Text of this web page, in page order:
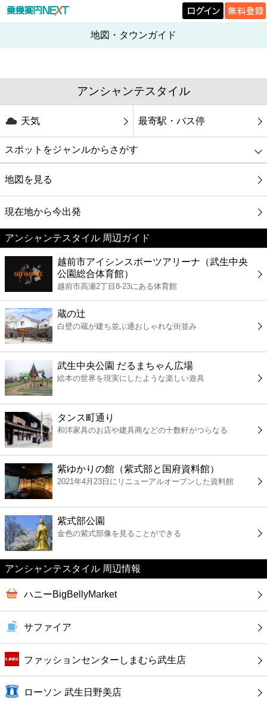
地図・タウンガイド
アンシャンテスタイル
天気 最寄駅・バス停
スポットをジャンルからさがす
グルメ
映画
美容
コンビニ
薬局
スーパー
エンタメ
レジャー
書店
ファミレス
ファーストフード
カフェ
ショッピング
銀行
公共
病院
ホテル
地図を見る
現在地から今出発
アンシャンテスタイル 周辺ガイド
越前市アイシンスポーツアリーナ（武生中央
公園総合体育館）
越前市高瀬2丁目8-23にある体育館
蔵の辻
白壁の蔵が建ち並ぶ通おしゃれな街並み
武生中央公園 だるまちゃん広場
絵本の世界を現実にしたような楽しい遊具
タンス町通り
和洋家具のお店や建具商などの十数軒がつらなる
紫ゆかりの館（紫式部と国府資料館）
2021年4月23日にリニューアルオープンした資料館
紫式部公園
金色の紫式部像を見ることができる
アンシャンテスタイル 周辺情報
ハニーBigBellyMarket
サファイア
ファッションセンターしまむら武生店
ローソン 武生日野美店